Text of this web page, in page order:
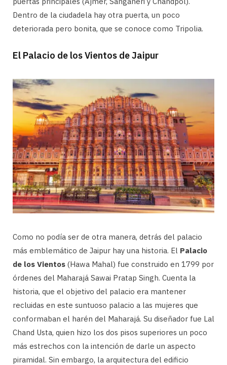
Dentro de la ciudadela hay otra puerta, un poco
deteriorada pero bonita, que se conoce como Tripolia.
El Palacio de los Vientos de Jaipur
Como no podía ser de otra manera, detrás del palacio
más emblemático de Jaipur hay una historia. El Palacio
de los Vientos (Hawa Mahal) fue construido en 1799 por
órdenes del Maharajá Sawai Pratap Singh. Cuenta la
historia, que el objetivo del palacio era mantener
recluidas en este suntuoso palacio a las mujeres que
conformaban el harén del Maharajá. Su diseñador fue Lal
Chand Usta, quien hizo los dos pisos superiores un poco
más estrechos con la intención de darle un aspecto
piramidal. Sin embargo, la arquitectura del edificio